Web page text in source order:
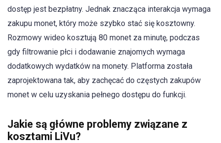
dostęp jest bezpłatny. Jednak znacząca interakcja wymaga
zakupu monet, który może szybko stać się kosztowny.
Rozmowy wideo kosztują 80 monet za minutę, podczas
gdy filtrowanie płci i dodawanie znajomych wymaga
dodatkowych wydatków na monety. Platforma została
zaprojektowana tak, aby zachęcać do częstych zakupów
monet w celu uzyskania pełnego dostępu do funkcji.
Jakie są główne problemy związane z
kosztami LiVu?